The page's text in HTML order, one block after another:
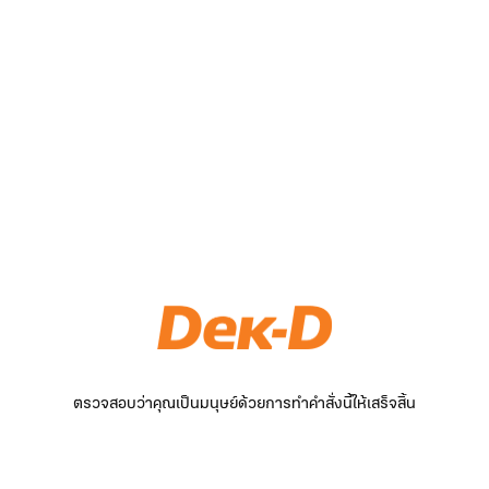
ตรวจสอบว่าคุณเป็นมนุษย์ด้วยการทำคำสั่งนี้ให้เสร็จสิ้น